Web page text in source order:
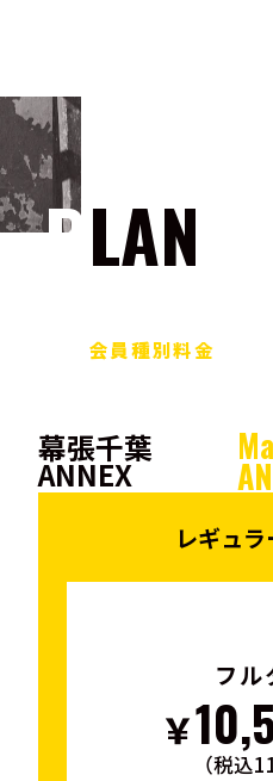
PLAN
会員種別料金
幕張千葉
ANNEX
レギュ
フル
￥
（税込